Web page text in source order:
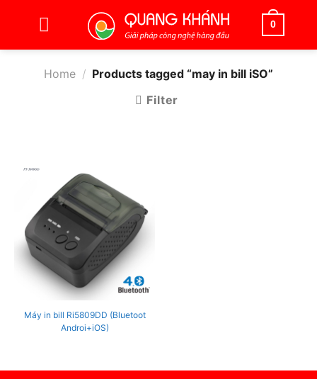
0
Home / Products tagged “may in bill iSO”
Filter
Máy in bill Ri5809DD (Bluetoot
Androi+iOS)